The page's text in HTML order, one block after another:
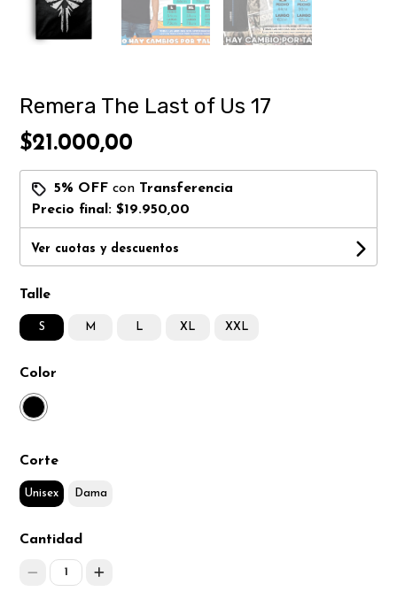
Remera The Last of Us 17
$21.000,00
5% OFF con Transferencia
Precio final:$19.950,00
Ver cuotas y descuentos
Talle
S M L XL XXL
Color
Corte
Unisex Dama
Cantidad
1